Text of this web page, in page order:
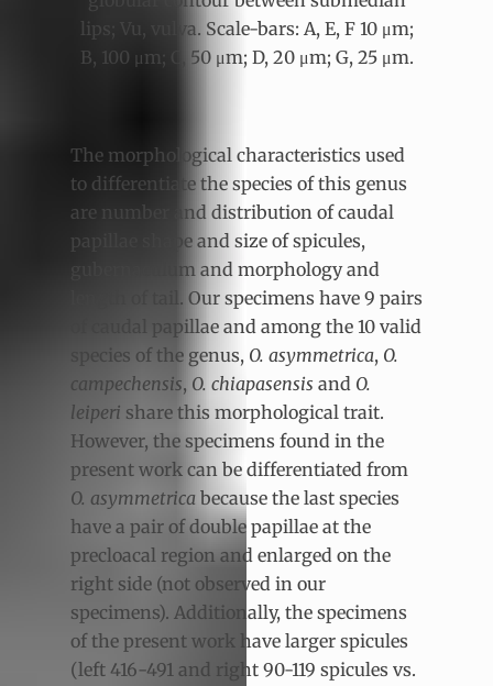
lips; Vu, vulva. Scale-bars: A, E, F 10 μm;
B, 100 μm; C, 50 μm; D, 20 μm; G, 25 μm.
The morphological characteristics used
to differentiate the species of this genus
are number and distribution of caudal
papillae shape and size of spicules,
gubernaculum and morphology and
length of tail. Our specimens have 9 pairs
of caudal papillae and among the 10 valid
species of the genus, O. asymmetrica, O.
campechensis, O. chiapasensis and O.
leiperi share this morphological trait.
However, the specimens found in the
present work can be differentiated from
O. asymmetrica because the last species
have a pair of double papillae at the
precloacal region and enlarged on the
right side (not observed in our
specimens). Additionally, the specimens
of the present work have larger spicules
(left 416-491 and right 90-119 spicules vs.